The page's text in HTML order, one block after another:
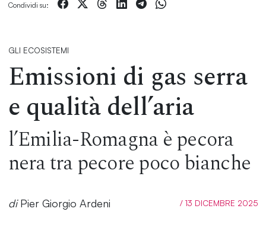
Condividi su:
GLI ECOSISTEMI
Emissioni di gas serra
e qualità dell’aria
l’Emilia-Romagna è pecora
nera tra pecore poco bianche
di Pier Giorgio Ardeni / 13 DICEMBRE 2025